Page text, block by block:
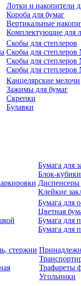
Лотки и накопители
Короба для бумаг
Вертикальные
Комплектующие для
Скобы для степлеров
Скобы для
Скобы для
Скобы для
Канцелярские мелочи
Зажимы для бумаг
Скрепки
Булавки
Бумага для
Блок-
Диспенсеры
Клейкие
Бумага для
Цветная
Бумага для
Бумага для
стержни
Трафареты
Угольники